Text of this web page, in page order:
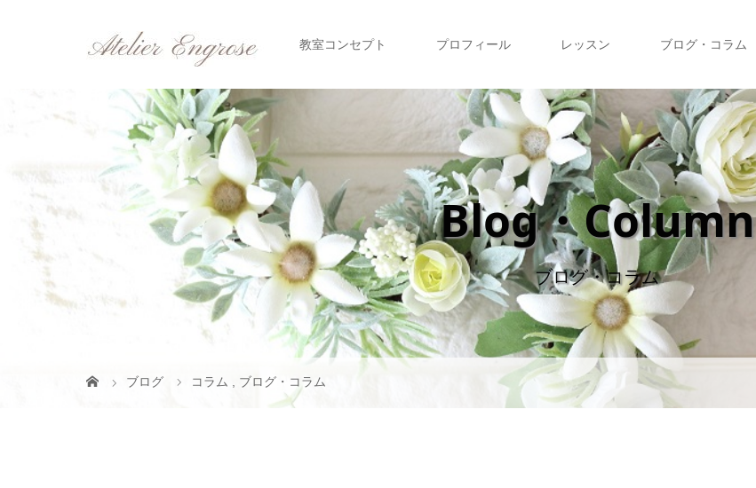
教室コンセプト プロフィール レッスン ブログ・コラム
Blog・Column
ブログ・コラム
ブログ コラム ブログ・コラム